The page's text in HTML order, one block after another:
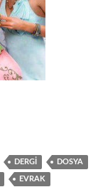
DERGI DOSYA
EVRAK